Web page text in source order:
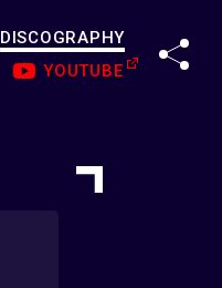
DISCOGRAPHY
YOUTUBE